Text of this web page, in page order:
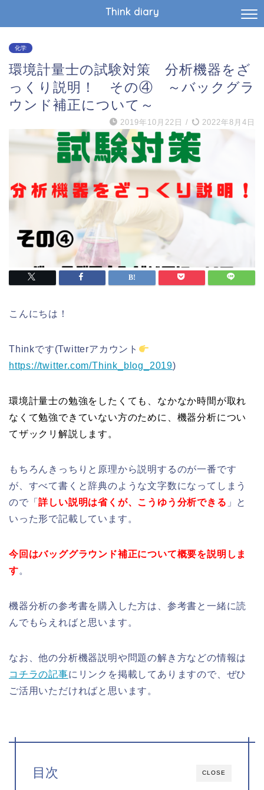
Think diary
化学
環境計量士の試験対策 分析機器をざ
っくり説明！ その④ ～バックグラ
ウンド補正について～
2019年10月22日 / 2022年8月4日
こんにちは！
Thinkです(Twitterアカウント
https://twitter.com/Think_blog_2019)
環境計量士の勉強をしたくても、なかなか時間が取れ
なくて勉強できていない方のために、機器分析につい
てザックリ解説します。
もちろんきっちりと原理から説明するのが一番です
が、すべて書くと辞典のような文字数になってしまう
ので「詳しい説明は省くが、こうゆう分析できる 」と
いった形で記載しています。
今回はバッググラウンド補正について概要を説明しま
す。
機器分析の参考書を購入した方は、参考書と一緒に読
んでもらえればと思います。
なお、他の分析機器説明や問題の解き方などの情報は
コチラの記事にリンクを掲載してありますので、ぜひ
ご活用いただければと思います。
CLOSE
目次